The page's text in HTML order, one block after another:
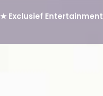
★ Exclusief Entertainment